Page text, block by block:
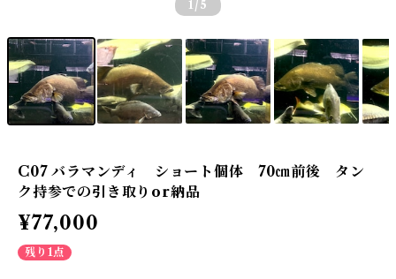
1 /5
C07 バラマンディ ショート個体 70㎝前後 タン
ク持参での引き取りor納品
¥77,000
残り1点